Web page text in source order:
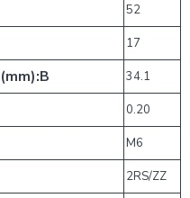
52
17
34.1
0.20
M6
2RS/ZZ